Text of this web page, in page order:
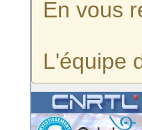
En vous
L'équipe